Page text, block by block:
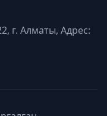
г. Алматы, Адрес: